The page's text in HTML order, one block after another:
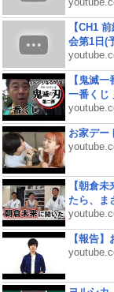
【CH1
会第1日(
【鬼滅
一番くじ
お家デー
【朝倉
たら、ま
【報告